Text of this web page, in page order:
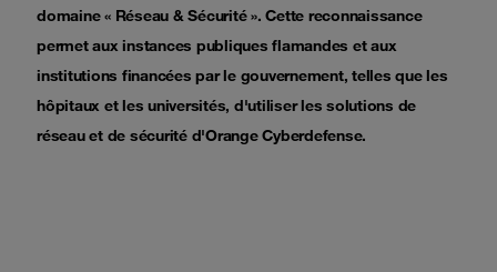
domaine « Réseau & Sécurité ». Cette reconnaissance
permet aux instances publiques flamandes et aux
institutions financées par le gouvernement, telles que les
hôpitaux et les universités, d'utiliser les solutions de
réseau et de sécurité d'Orange Cyberdefense.